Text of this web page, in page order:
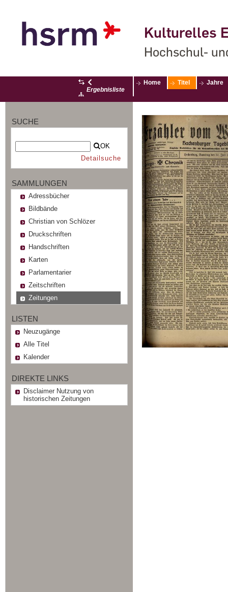
Kulturelles
Hochschul-
Ergebnisliste
Home Titel Jahre
SUCHE
OK
Detailsuche
SAMMLUNGEN
Adressbücher
Bildbände
Christian von Schlözer
Druckschriften
Handschriften
Karten
Parlamentarier
Zeitschriften
Zeitungen
LISTEN
Neuzugänge
Alle Titel
Kalender
DIREKTE LINKS
Disclaimer Nutzung von
historischen Zeitungen